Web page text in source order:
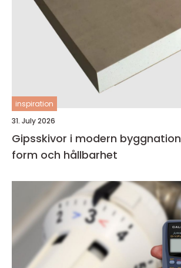
inspiration
31. July 2026
Gipsskivor i modern byggnation funktion,
form och hållbarhet